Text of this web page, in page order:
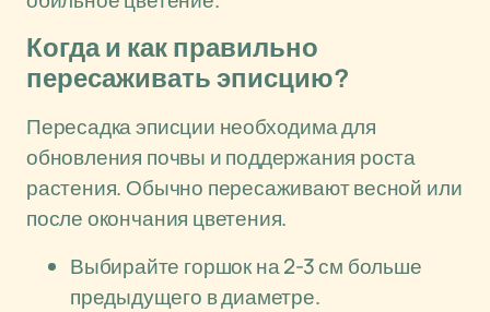
Когда и как правильно
пересаживать эписцию?
Пересадка эписции необходима для
обновления почвы и поддержания роста
растения. Обычно пересаживают весной или
после окончания цветения.
Выбирайте горшок на 2-3 см больше
предыдущего в диаметре.